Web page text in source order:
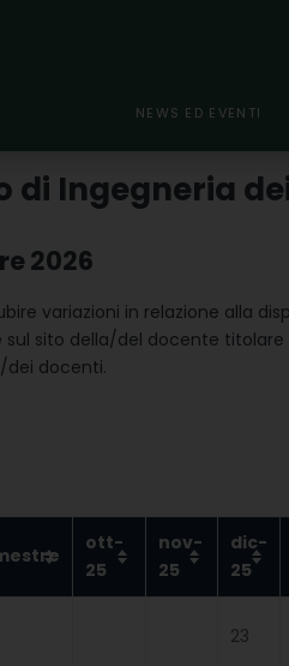
NEWS ED EVENTI
di Ingegneria
2026
variazioni in relazione alla
sito della/del docente
dei docenti.
ott-
25
nov-
25
dic-
25
23